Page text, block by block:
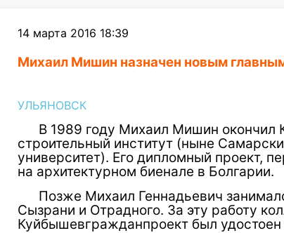
14 марта 2016 18:39
Михаил Мишин назначен новым
УЛЬЯНОВСК
В 1989 году Михаил Мишин
строительный институт (ныне
университет). Его дипломный проект,
на архитектурном биенале в Болгарии.
Позже Михаил Геннадьевич
Сызрани и Отрадного. За эту работу
Куйбышевгражданпроект был